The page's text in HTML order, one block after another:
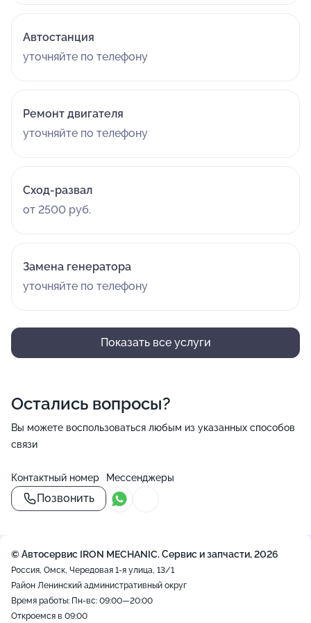
Автостанция
уточняйте по телефону
Ремонт двигателя
уточняйте по телефону
Сход-развал
от 2500 руб.
Замена генератора
уточняйте по телефону
Показать все услуги
Остались вопросы?
Вы можете воспользоваться любым из указанных способов
связи
Контактный номер
Позвонить
Мессенджеры
© Автосервис IRON MECHANIC. Сервис и запчасти, 2026
Россия, Омск, Чередовая 1-я улица, 13/1
Район Ленинский административный округ
Время работы: Пн-вс: 09:00—20:00
Откроемся в 09:00